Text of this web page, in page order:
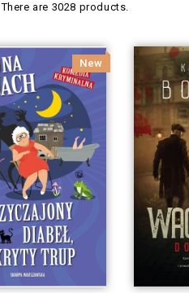
There are 3028 products.
New